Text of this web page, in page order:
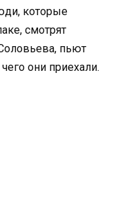
которые
смотрят
пьют
они приехали.